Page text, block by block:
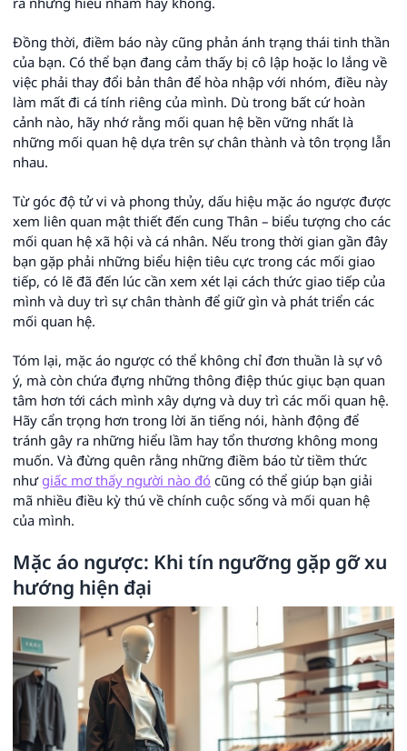
Đồng thời, điềm báo này cũng phản ánh trạng thái tinh thần
của bạn. Có thể bạn đang cảm thấy bị cô lập hoặc lo lắng về
việc phải thay đổi bản thân để hòa nhập với nhóm, điều này
làm mất đi cá tính riêng của mình. Dù trong bất cứ hoàn
cảnh nào, hãy nhớ rằng mối quan hệ bền vững nhất là
những mối quan hệ dựa trên sự chân thành và tôn trọng lẫn
nhau.
Từ góc độ tử vi và phong thủy, dấu hiệu mặc áo ngược được
xem liên quan mật thiết đến cung Thân – biểu tượng cho các
mối quan hệ xã hội và cá nhân. Nếu trong thời gian gần đây
bạn gặp phải những biểu hiện tiêu cực trong các mối giao
tiếp, có lẽ đã đến lúc cần xem xét lại cách thức giao tiếp của
mình và duy trì sự chân thành để giữ gìn và phát triển các
mối quan hệ.
Tóm lại, mặc áo ngược có thể không chỉ đơn thuần là sự vô
ý, mà còn chứa đựng những thông điệp thúc giục bạn quan
tâm hơn tới cách mình xây dựng và duy trì các mối quan hệ.
Hãy cẩn trọng hơn trong lời ăn tiếng nói, hành động để
tránh gây ra những hiểu lầm hay tổn thương không mong
muốn. Và đừng quên rằng những điềm báo từ tiềm thức
như giấc mơ thấy người nào đó cũng có thể giúp bạn giải
mã nhiều điều kỳ thú về chính cuộc sống và mối quan hệ
của mình.
Mặc áo ngược: Khi tín ngưỡng gặp gỡ xu
hướng hiện đại